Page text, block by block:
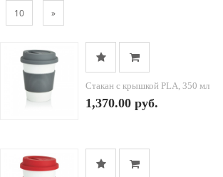
10 »
Стакан с крышкой PLA, 350 мл
1,370.00 руб.